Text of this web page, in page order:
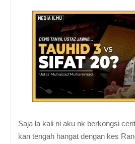
Saja la kali ni aku nk berkongsi
kan tengah hangat dengan kes